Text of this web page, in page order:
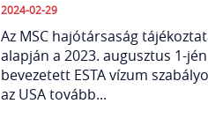
2024-02-29
Az MSC hajótársaság
alapján a 2023. augusztus 1-jén
bevezetett ESTA vízum
az USA tovább...